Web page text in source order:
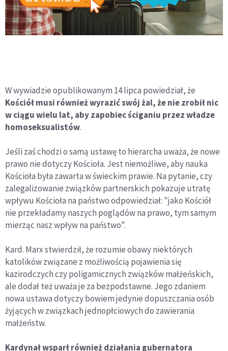
W wywiadzie opublikowanym 14 lipca powiedział, że
Kościół musi również wyrazić swój żal, że nie zrobił nic
w ciągu wielu lat, aby zapobiec ściganiu przez władze
homoseksualistów.
Jeśli zaś chodzi o samą ustawę to hierarcha uważa, że nowe
prawo nie dotyczy Kościoła. Jest niemożliwe, aby nauka
Kościoła była zawarta w świeckim prawie. Na pytanie, czy
zalegalizowanie związków partnerskich pokazuje utratę
wpływu Kościoła na państwo odpowiedział: "jako Kościół
nie przekładamy naszych poglądów na prawo, tym samym
mierząc nasz wpływ na państwo".
Kard. Marx stwierdził, że rozumie obawy niektórych
katolików związane z możliwością pojawienia się
kazirodczych czy poligamicznych związków małżeńskich,
ale dodał też uważa je za bezpodstawne. Jego zdaniem
nowa ustawa dotyczy bowiem jedynie dopuszczania osób
żyjących w związkach jednopłciowych do zawierania
małżeństw.
Kardynał wsparł również działania gubernatora